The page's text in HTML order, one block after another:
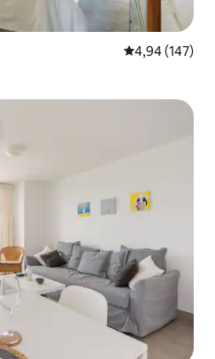
Xếp hạng
4,94 (147)